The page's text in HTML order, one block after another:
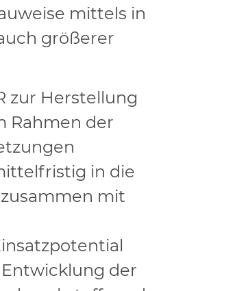
mittels in
größerer
zur Herstellung
Rahmen der
in die
mit
der